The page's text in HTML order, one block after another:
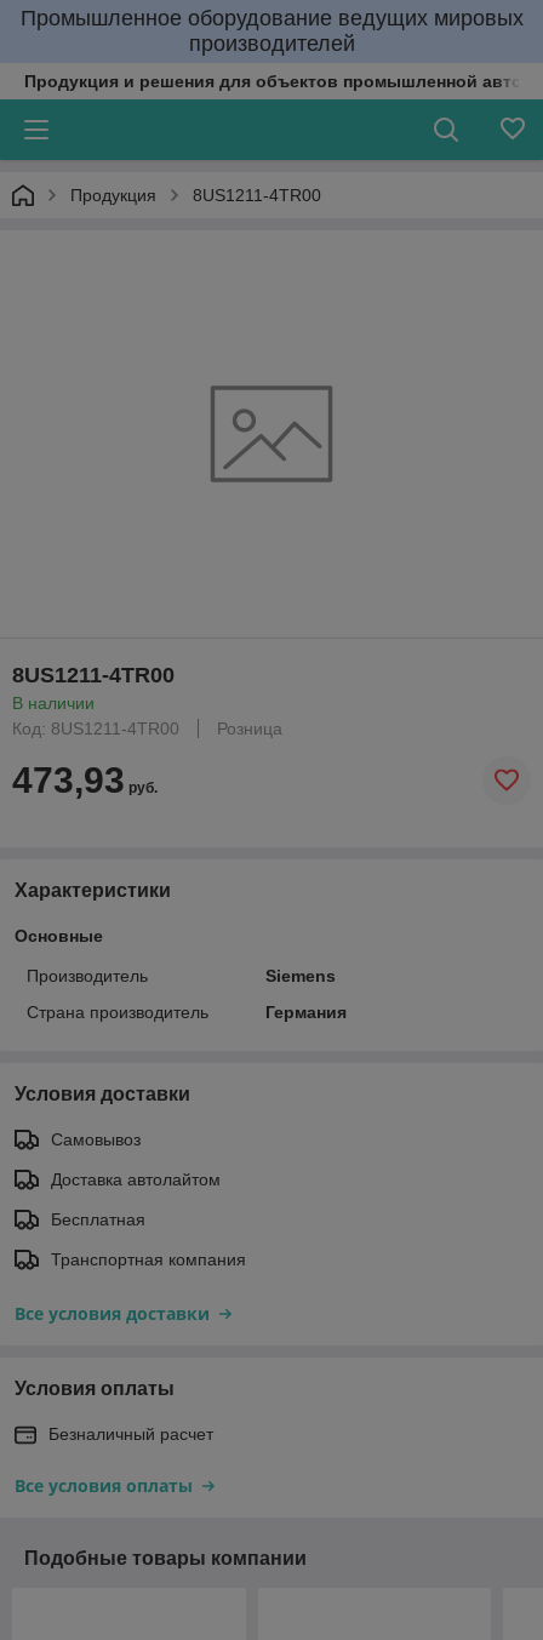
Промышленное оборудование ведущих мировых
производителей
Продукция и решения для объектов промышленной
Продукция 8US1211-4TR00
8US1211-4TR00
В наличии
Код: 8US1211-4TR00
Розница
473,93 руб.
Характеристики
Основные
Производитель
Siemens
Страна производитель
Германия
Условия доставки
Самовывоз
Доставка автолайтом
Бесплатная
Транспортная компания
Все условия доставки
Условия оплаты
Безналичный расчет
Все условия оплаты
Подобные товары компании